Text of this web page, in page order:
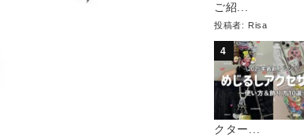
ご紹...
投稿者: Risa
クター...